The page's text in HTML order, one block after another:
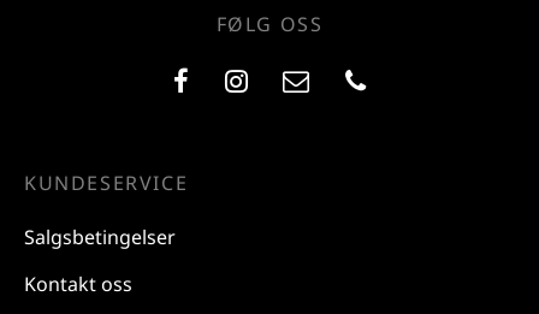
FØLG OSS
KUNDESERVICE
Salgsbetingelser
Kontakt oss